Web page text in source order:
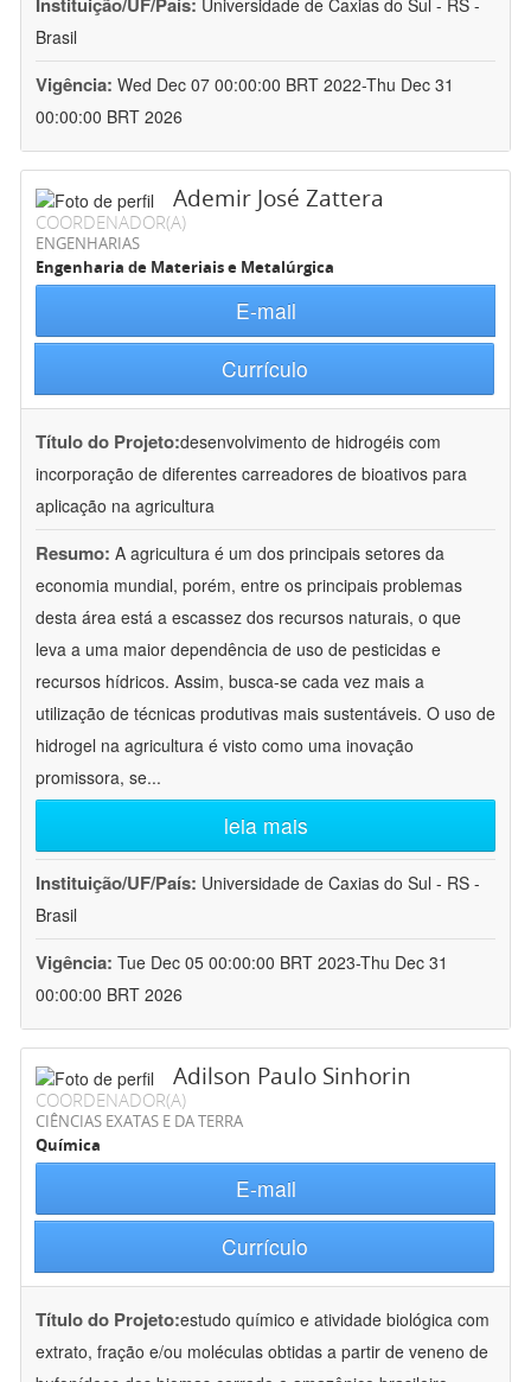
Universidade de Caxias do Sul - RS -
Brasil
Vigência: Wed Dec 07 00:00:00 BRT 2022-Thu Dec 31
00:00:00 BRT 2026
Ademir José Zattera
COORDENADOR(A)
ENGENHARIAS
Engenharia de Materiais e Metalúrgica
E-mail
Currículo
Título do Projeto:desenvolvimento de hidrogéis com
incorporação de diferentes carreadores de bioativos para
aplicação na agricultura
Resumo: A agricultura é um dos principais setores da
economia mundial, porém, entre os principais problemas
desta área está a escassez dos recursos naturais, o que
leva a uma maior dependência de uso de pesticidas e
recursos hídricos. Assim, busca-se cada vez mais a
utilização de técnicas produtivas mais sustentáveis. O uso de
hidrogel na agricultura é visto como uma inovação
promissora, se...
leia mais
Instituição/UF/País: Universidade de Caxias do Sul - RS -
Brasil
Vigência: Tue Dec 05 00:00:00 BRT 2023-Thu Dec 31
00:00:00 BRT 2026
Adilson Paulo Sinhorin
COORDENADOR(A)
CIÊNCIAS EXATAS E DA TERRA
Química
E-mail
Currículo
Título do Projeto:estudo químico e atividade biológica com
extrato, fração e/ou moléculas obtidas a partir de veneno de